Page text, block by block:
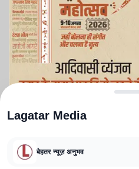
Lagatar Media
बेहतर न्यूज़ अनुभव